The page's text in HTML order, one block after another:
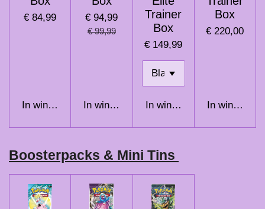
€ 84,99
In winkelwagen
€ 94,99
€ 99,99
In winkelwagen
Trainer
Box
€ 149,99
In winkelwagen
Box
€ 220,00
In
Boosterpacks & Mini Tins